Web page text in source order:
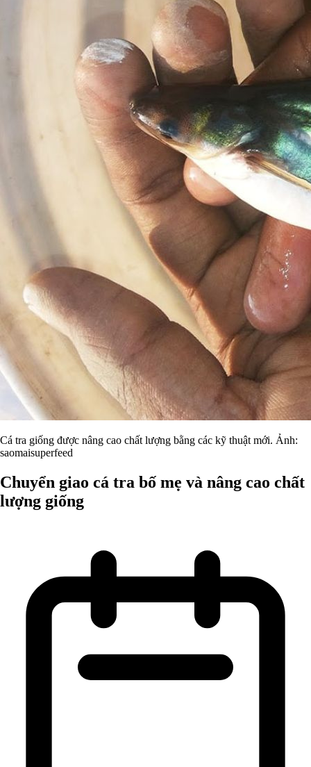
Cá tra giống được nâng cao chất lượng bằng các kỹ thuật mới. Ảnh:
saomaisuperfeed
Chuyển giao cá tra bố mẹ và nâng cao chất
lượng giống